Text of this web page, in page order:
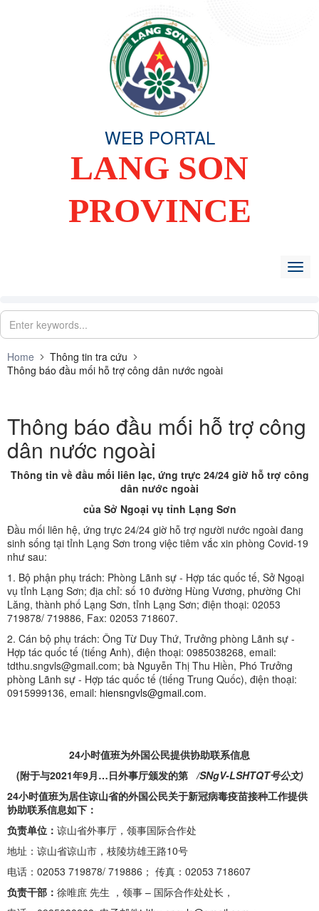
WEB PORTAL
LANG SON
PROVINCE
TIN TỨC
Home
Thông tin tra cứu
Thông báo đầu mối hỗ trợ công dân nước ngoài
Thông báo đầu mối hỗ trợ công
dân nước ngoài
Thông tin về đầu mối liên lạc, ứng trực 24/24 giờ hỗ trợ công
dân nước ngoài
của Sở Ngoại vụ tỉnh Lạng Sơn
Đầu mối liên hệ, ứng trực 24/24 giờ hỗ trợ người nước ngoài đang
sinh sống tại tỉnh Lạng Sơn trong việc tiêm vắc xin phòng Covid-19
như sau:
1. Bộ phận phụ trách: Phòng Lãnh sự - Hợp tác quốc tế, Sở Ngoại
vụ tỉnh Lạng Sơn; địa chỉ: số 10 đường Hùng Vương, phường Chi
Lăng, thành phố Lạng Sơn, tỉnh Lạng Sơn; điện thoại: 02053
719878/ 719886, Fax: 02053 718607.
2. Cán bộ phụ trách: Ông Từ Duy Thứ, Trưởng phòng Lãnh sự -
Hợp tác quốc tế (tiếng Anh), điện thoại: 0985038268, email:
tdthu.sngvls@gmail.com; bà Nguyễn Thị Thu Hiền, Phó Trưởng
phòng Lãnh sự - Hợp tác quốc tế (tiếng Trung Quốc), điện thoại:
0915999136, email: hiensngvls@gmail.com.
24小时值班为外国公民提供协助联系信息
(附于与2021年9月…日外事厅颁发的第 /SNgV-LSHTQT号公文)
24小时值班为居住谅山省的外国公民关于新冠病毒疫苗接种工作提供
协助联系信息如下：
负责单位： 谅山省外事厅，领事国际合作处
地址：谅山省谅山市，枝陵坊雄王路10号
电话：02053 719878/ 719886； 传真：02053 718607
负责干部： 徐唯庶 先生 ，领事 – 国际合作处处长，